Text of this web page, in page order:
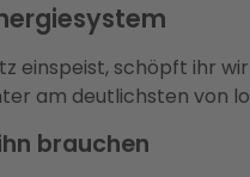
einspeist, schöpft ihr
am deutlichsten
brauchen